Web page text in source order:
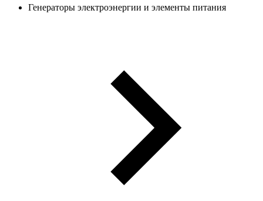
Генераторы электроэнергии и элементы питания